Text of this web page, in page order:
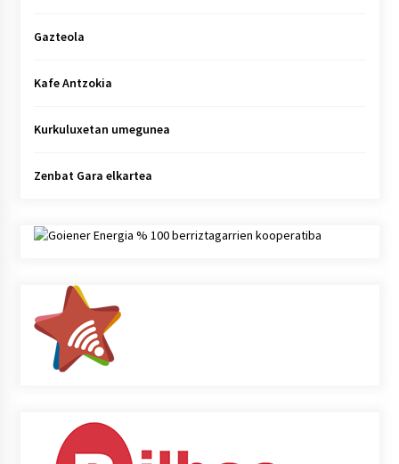
Gazteola
Kafe Antzokia
Kurkuluxetan umegunea
Zenbat Gara elkartea